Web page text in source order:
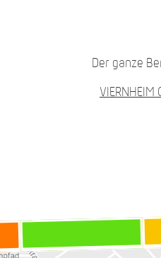
Der ganze
VIERNHEIM